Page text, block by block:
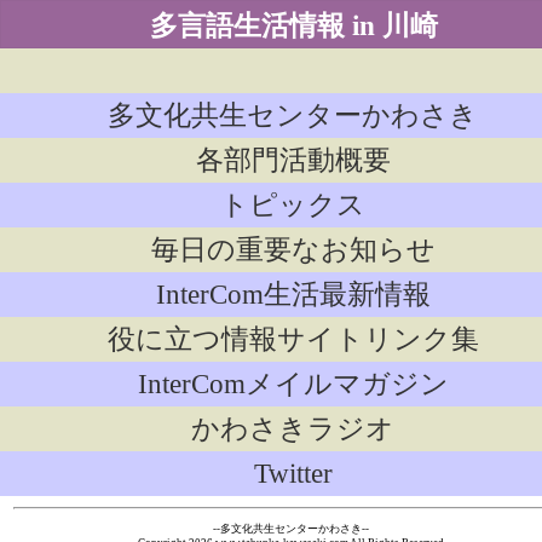
多言語生活情報 in 川崎
多文化共生センターかわさき
各部門活動概要
トピックス
毎日の重要なお知らせ
InterCom生活最新情報
役に立つ情報サイトリンク集
InterComメイルマガジン
かわさきラジオ
Twitter
--多文化共生センターかわさき--